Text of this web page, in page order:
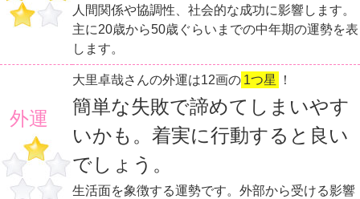
人間関係や協調性、社会的な成功に影響します。
主に20歳から50歳ぐらいまでの中年期の運勢を表
します。
外運
大里卓哉さんの外運は12画の 1つ星 ！
簡単な失敗で諦めてしまいやす
いかも。着実に行動すると良い
でしょう。
生活面を象徴する運勢です。外部から受ける影響